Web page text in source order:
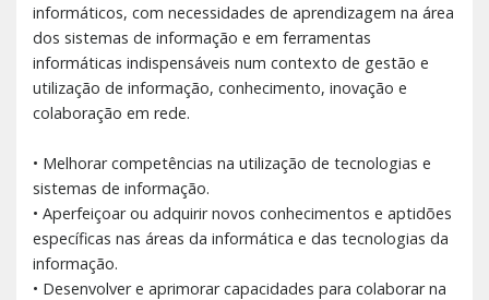
informáticos, com necessidades de aprendizagem na área
dos sistemas de informação e em ferramentas
informáticas indispensáveis num contexto de gestão e
utilização de informação, conhecimento, inovação e
colaboração em rede.
• Melhorar competências na utilização de tecnologias e
sistemas de informação.
• Aperfeiçoar ou adquirir novos conhecimentos e aptidões
específicas nas áreas da informática e das tecnologias da
informação.
• Desenvolver e aprimorar capacidades para colaborar na